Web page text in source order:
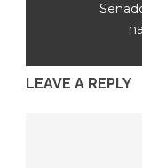
LEAVE A REPLY